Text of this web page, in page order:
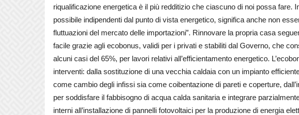
riqualificazione energetica è il più redditizio che ciascuno di noi possa fare.
possibile indipendenti dal punto di vista energetico, significa anche non
fluttuazioni del mercato delle importazioni”. Rinnovare la propria casa
facile grazie agli ecobonus, validi per i privati e stabiliti dal Governo, che
alcuni casi del 65%, per lavori relativi all’efficientamento energetico.
interventi: dalla sostituzione di una vecchia caldaia con un impianto
come cambio degli infissi sia come coibentazione di pareti e coperture,
per soddisfare il fabbisogno di acqua calda sanitaria e integrare
interni all’installazione di pannelli fotovoltaici per la produzione di energia